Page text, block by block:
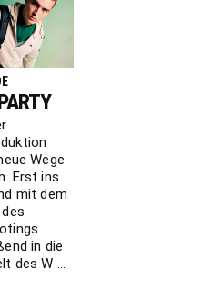
Wege
Erst ins
mit dem
in die
des W ...